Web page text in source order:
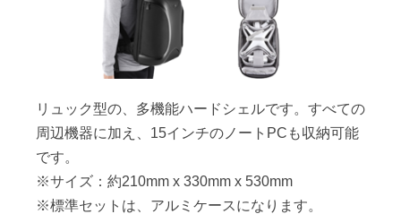
リュック型の、多機能ハードシェルです。すべての
周辺機器に加え、15インチのノートPCも収納可能
です。
※サイズ：約210mm x 330mm x 530mm
※標準セットは、アルミケースになります。